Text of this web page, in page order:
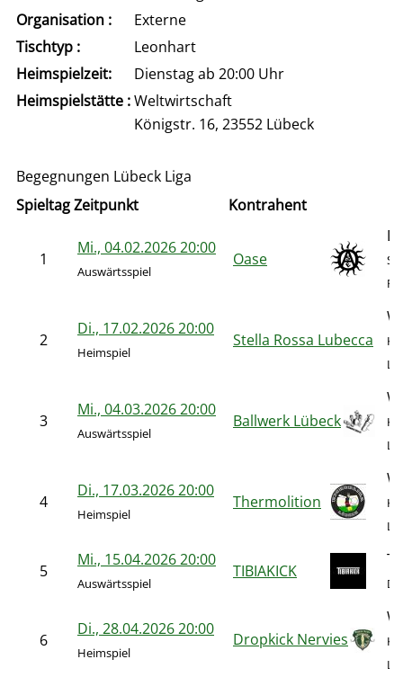
Organisation :
Externe
Tischtyp :
Leonhart
Heimspielzeit:
Dienstag ab 20:00 Uhr
Heimspielstätte :Weltwirtschaft
Königstr. 16, 23552 Lübeck
Begegnungen Lübeck Liga
SpieltagZeitpunkt Kontrahent
1
Mi., 04.02.2026 20:00
Auswärtsspiel
Oase
2
Di., 17.02.2026 20:00
Heimspiel
Stella Rossa Lubecca
3
Mi., 04.03.2026 20:00
Auswärtsspiel
Ballwerk Lübeck
4
Di., 17.03.2026 20:00
Heimspiel
Thermolition
5
Mi., 15.04.2026 20:00
Auswärtsspiel
TIBIAKICK
6
Di., 28.04.2026 20:00
Heimspiel
Dropkick Nervies